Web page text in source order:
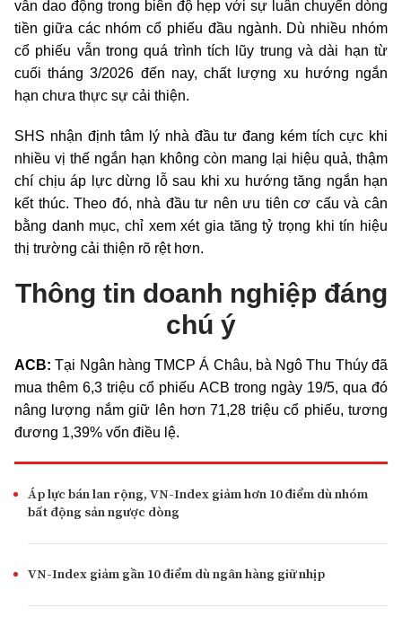
vẫn dao động trong biên độ hẹp với sự luân chuyển dòng
tiền giữa các nhóm cổ phiếu đầu ngành. Dù nhiều nhóm
cổ phiếu vẫn trong quá trình tích lũy trung và dài hạn từ
cuối tháng 3/2026 đến nay, chất lượng xu hướng ngắn
hạn chưa thực sự cải thiện.
SHS nhận định tâm lý nhà đầu tư đang kém tích cực khi
nhiều vị thế ngắn hạn không còn mang lại hiệu quả, thậm
chí chịu áp lực dừng lỗ sau khi xu hướng tăng ngắn hạn
kết thúc. Theo đó, nhà đầu tư nên ưu tiên cơ cấu và cân
bằng danh mục, chỉ xem xét gia tăng tỷ trọng khi tín hiệu
thị trường cải thiện rõ rệt hơn.
Thông tin doanh nghiệp đáng
chú ý
ACB:Tại Ngân hàng TMCP Á Châu, bà Ngô Thu Thúy đã
mua thêm 6,3 triệu cổ phiếu ACB trong ngày 19/5, qua đó
nâng lượng nắm giữ lên hơn 71,28 triệu cổ phiếu, tương
đương 1,39% vốn điều lệ.
Áp lực bán lan rộng, VN-Index giảm hơn 10 điểm dù nhóm
bất động sản ngược dòng
VN-Index giảm gần 10 điểm dù ngân hàng giữ nhịp